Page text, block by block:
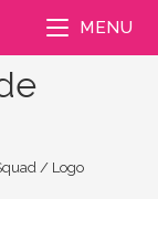
MENU
/ Logo